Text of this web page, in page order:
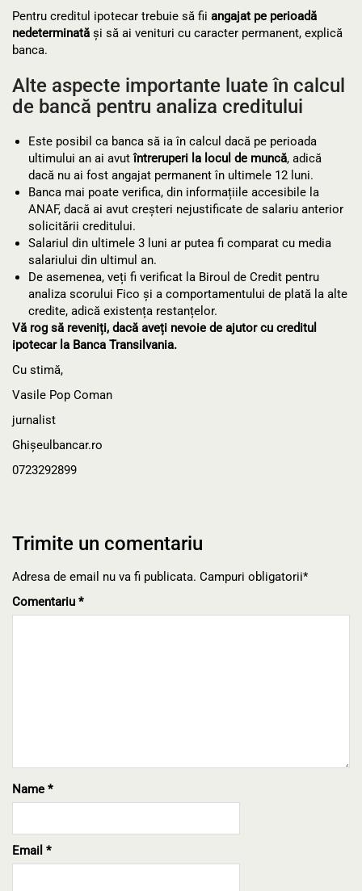
Pentru creditul ipotecar trebuie să fii angajat pe perioadă
nedeterminată și să ai venituri cu caracter permanent, explică
banca.
Alte aspecte importante luate în calcul
de bancă pentru analiza creditului
Este posibil ca banca să ia în calcul dacă pe perioada
ultimului an ai avutîntreruperi la locul de muncă, adică
dacă nu ai fost angajat permanent în ultimele 12 luni.
Banca mai poate verifica, din informațiile accesibile la
ANAF, dacă ai avut creșteri nejustificate de salariu anterior
solicitării creditului.
Salariul din ultimele 3 luni ar putea fi comparat cu media
salariului din ultimul an.
De asemenea, veți fi verificat la Biroul de Credit pentru
analiza scorului Fico și a comportamentului de plată la alte
credite, adică existența restanțelor.
Vă rog să reveniți, dacă aveți nevoie de ajutor cu creditul
ipotecar la Banca Transilvania.
Cu stimă,
Vasile Pop Coman
jurnalist
Ghișeulbancar.ro
0723292899
Trimite un comentariu
Adresa de email nu va fi publicata. Campuri obligatorii*
Comentariu *
Name *
Email *